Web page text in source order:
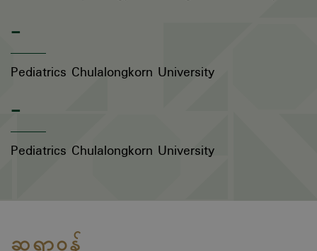
-
Pediatrics Chulalongkorn University
-
Pediatrics Chulalongkorn University